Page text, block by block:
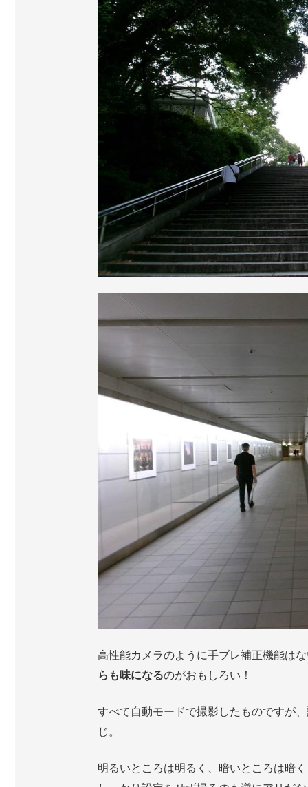
高性能カメラのように手ブレ補正機能は
らも味になるのがおもしろい！
すべて自動モードで撮影したものですが
じ。
明るいところは明るく、暗いところは暗